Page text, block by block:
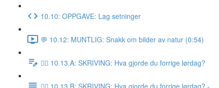
10.10: OPPGAVE: Lag setninger
💬 10.12: MUNTLIG: Snakk om bilder av natur (0:54)
✍🏼 10.13.A: SKRIVING: Hva gjorde du forrige lørdag?
✍🏼 10.13.B: SKRIVING: Hva gjorde du forrige lørdag? -